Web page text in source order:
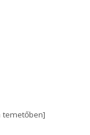
temetőben]